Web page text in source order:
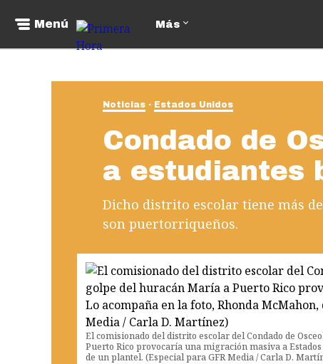
Menú Más
Noticias Estados Unidos
Condado de
a estudiantes
Dicho distrito escolar tiene más
son puertorriqueños.
El comisionado del distrito escolar del Condado de
Puerto Rico provocaría una migración masiva a
de un plantel. (Especial para GFR Media / Carla D.